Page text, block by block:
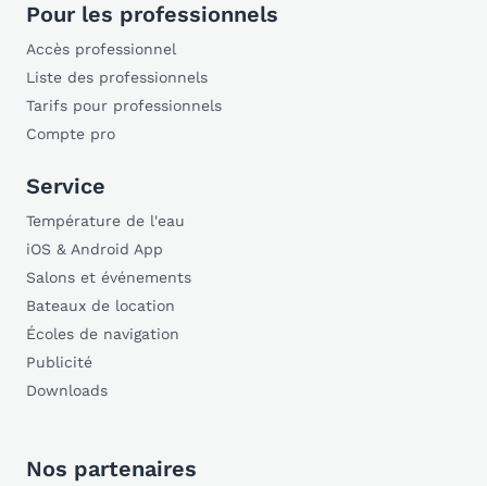
Pour les professionnels
Accès professionnel
Liste des professionnels
Tarifs pour professionnels
Compte pro
Service
Température de l'eau
iOS & Android App
Salons et événements
Bateaux de location
Écoles de navigation
Publicité
Downloads
Nos partenaires